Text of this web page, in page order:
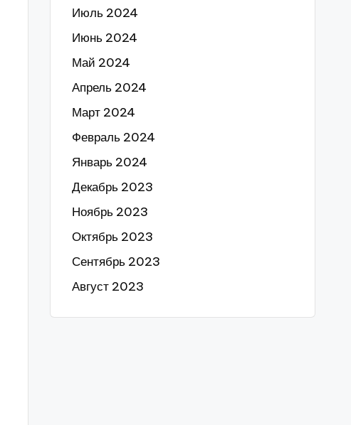
Июль 2024
Июнь 2024
Май 2024
Апрель 2024
Март 2024
Февраль 2024
Январь 2024
Декабрь 2023
Ноябрь 2023
Октябрь 2023
Сентябрь 2023
Август 2023